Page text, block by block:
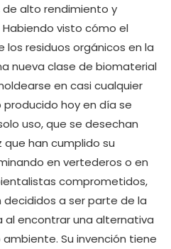
alto rendimiento y
visto cómo el
los residuos orgánicos en la
nueva clase de biomaterial
en casi cualquier
producido hoy en día se
uso, que se desechan
han cumplido su
en vertederos o en
comprometidos,
decididos a ser parte de la
al encontrar una alternativa
Su invención tiene